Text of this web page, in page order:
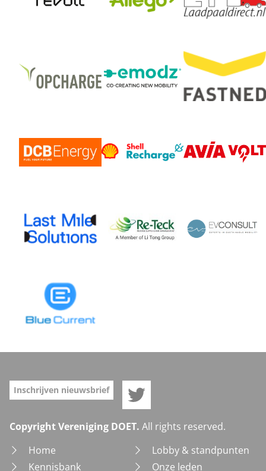
Inschrijven nieuwsbrief
Copyright Vereniging DOET. All rights reserved.
Home
Lobby & standpunten
Kennisbank
Onze leden